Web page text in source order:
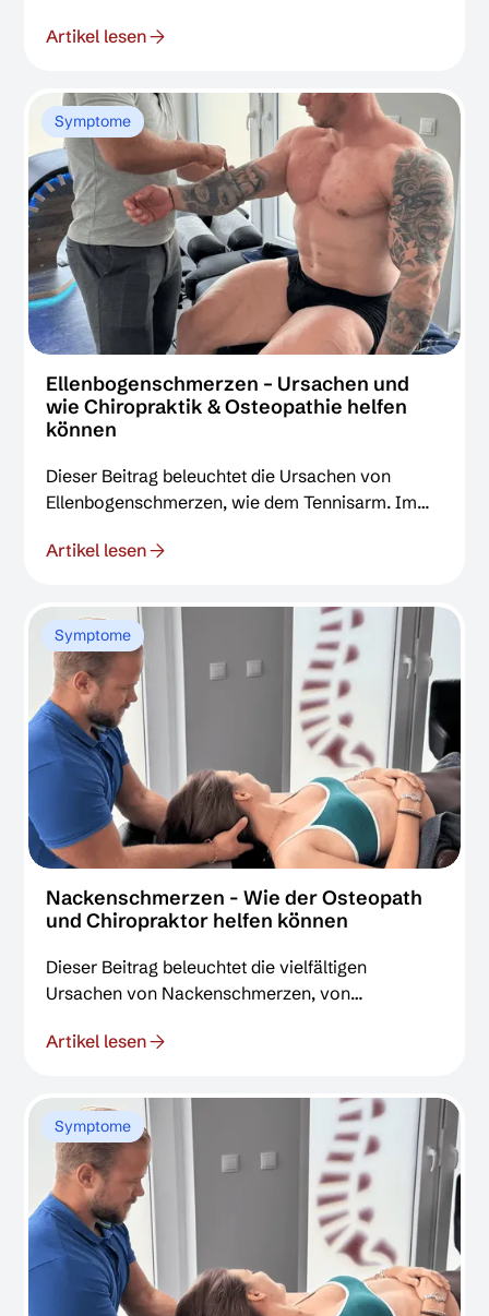
evidenzbasierten, manuellen Therapien der
lösen, die Biomechanik verbessern und so zur
nachhaltigen Schmerzlinderung beitragen.
Artikel lesen
Symptome
Ellenbogenschmerzen – Ursachen und
wie Chiropraktik & Osteopathie helfen
können
Dieser Beitrag beleuchtet die Ursachen von
Ellenbogenschmerzen, wie dem Tennisarm. Im
Behandlungsansätze der Chiropraktik und
Gelenkmanipulationen und Weichteiltechniken
Schmerzen lindern und die Funktion
wiederherstellen können.
Artikel lesen
Symptome
Nackenschmerzen - Wie der Osteopath
und Chiropraktor helfen können
Dieser Beitrag beleuchtet die vielfältigen
Ursachen von Nackenschmerzen, von
Faktoren. Im Fokus stehen die evidenzbasierten
Osteopathie. Es wird erklärt, wie Chiropraktoren
und Osteopathen durch gezielte manuelle
Techniken Blockaden lösen, Verspannungen
lindern und so zur nachhaltigen
Schmerzlinderung beitragen können.
Artikel lesen
Symptome